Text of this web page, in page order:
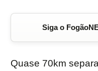
Siga o
Quase 70km